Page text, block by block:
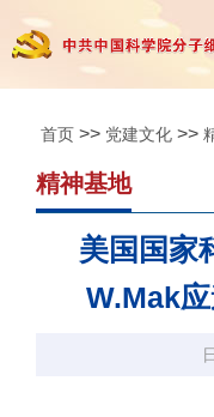
首页 >> 党建文化 >>
精神基地
美国国家
W.Mak